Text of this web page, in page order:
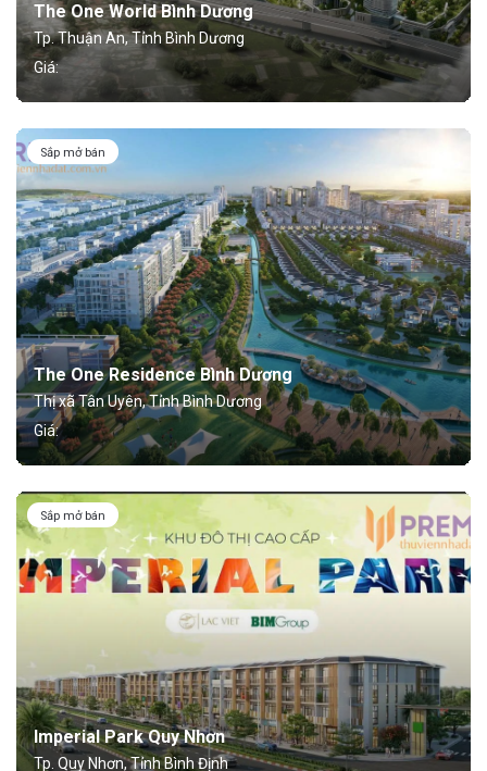
The One World Bình Dương
Tp. Thuận An, Tỉnh Bình Dương
Giá:
Sắp mở bán
The One Residence Bình Dương
Thị xã Tân Uyên, Tỉnh Bình Dương
Giá:
Sắp mở bán
Imperial Park Quy Nhơn
Tp. Quy Nhơn, Tỉnh Bình Định